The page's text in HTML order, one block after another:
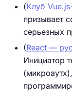
(Клуб
призывает
серьезных
(React —
Инициатор